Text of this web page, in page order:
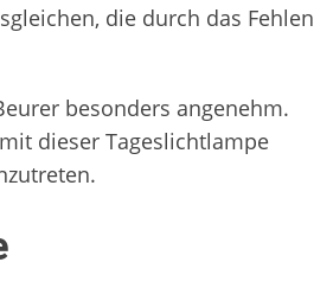
die durch das Fehlen
besonders angenehm.
dieser Tageslichtlampe